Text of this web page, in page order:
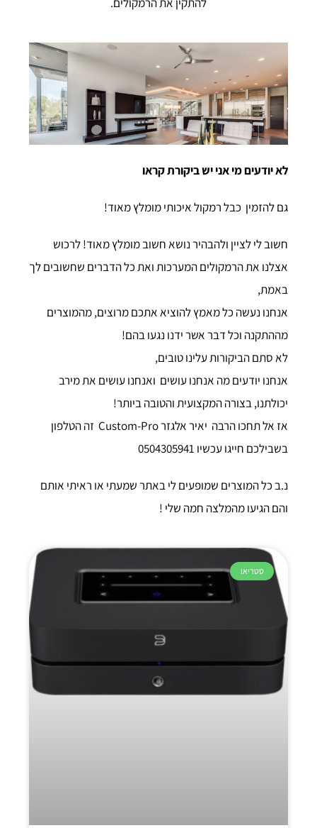
לא יודעים מי אני יש ביקורת קראו
גם להזמין כבל רמקול איכותימומלץ מאוד!
חשוב לי לציין ולהבהיר נושא חשוב מומלץ מאוד! לרכוש
אצלנו את הרמקולים המערכות ואת כל הדברים שחשובים לך
באמת,
אנחנו נעשה כל מאמץ להוציא אתכם מרוצים, מהמוצרים
מההתקנה וכל דבר אשר ידנו נגעו בהם!
לא סתם הביקורות עלינו טובים,
אנחנו יודעים מה אנחנו עושים ואנחנו עושים את מירב
יכולתנו, בצורה המקצועית והטובה ביותר!
אז אל תחכו הרבה יאיר אלגזר Custom-Pro זה הטלפון
בשבילכם חייגו עכשיו 0504305941
נ.ב כל המוצרים שמופעים לי באתר שמעתי או ראיתי אותם
והם הגיעו מהמלצה חמה שלי !
סטריאו